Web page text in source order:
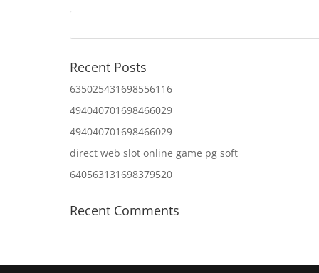
Recent Posts
635025431698556116
494040701698466029
494040701698466029
direct web slot online game pg soft
640563131698379520
Recent Comments